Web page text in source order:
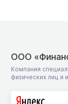
ООО
Компания
физических лиц и